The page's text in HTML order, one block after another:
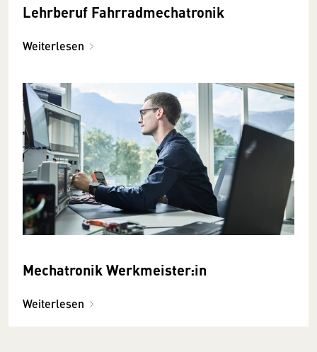
Lehrberuf Fahrradmechatronik
Weiterlesen
Mechatronik Werkmeister:in
Weiterlesen